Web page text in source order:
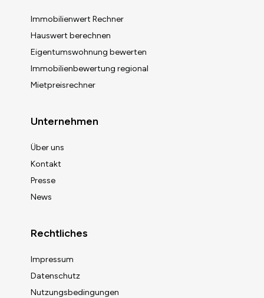
Immobilienwert Rechner
Hauswert berechnen
Eigentumswohnung bewerten
Immobilienbewertung regional
Mietpreisrechner
Unternehmen
Über uns
Kontakt
Presse
News
Rechtliches
Impressum
Datenschutz
Nutzungsbedingungen